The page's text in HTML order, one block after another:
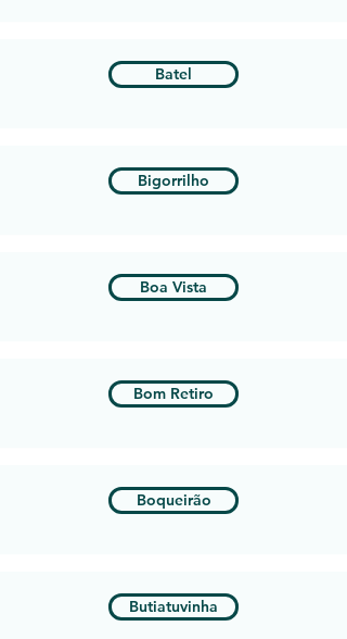
Batel
Bigorrilho
Boa Vista
Bom Retiro
Boqueirão
Butiatuvinha